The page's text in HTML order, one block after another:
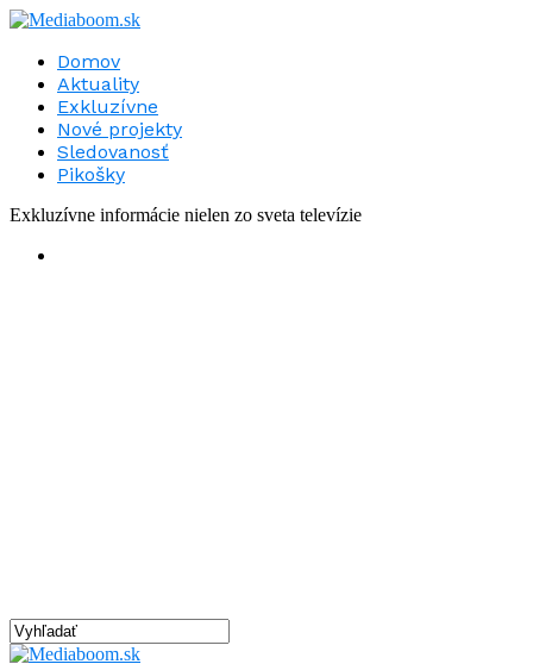
Domov
Aktuality
Exkluzívne
Nové projekty
Sledovanosť
Pikošky
Exkluzívne informácie nielen zo sveta televízie